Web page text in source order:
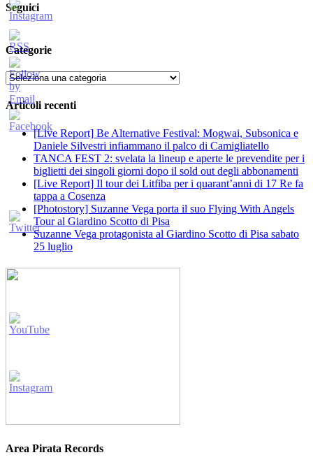
Seguici
Categorie
Categorie
Articoli recenti
[Live Report] Be Alternative Festival: Mogwai, Subsonica e
Daniele Silvestri infiammano il palco di Camigliatello
TANCA FEST 2: svelata la lineup e aperte le prevendite per i
biglietti dei singoli giorni dopo il sold out degli abbonamenti
[Live Report] Il tour dei Litfiba per i quarant’anni di 17 Re fa
tappa a Cosenza
[Photostory] Suzanne Vega porta il suo Flying With Angels
Tour al Giardino Scotto di Pisa
Suzanne Vega protagonista al Giardino Scotto di Pisa sabato
25 luglio
Area Pirata Records